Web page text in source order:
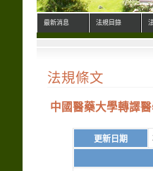
最新消息 法規目錄
法規條文
中國醫藥大學轉譯
更新日期